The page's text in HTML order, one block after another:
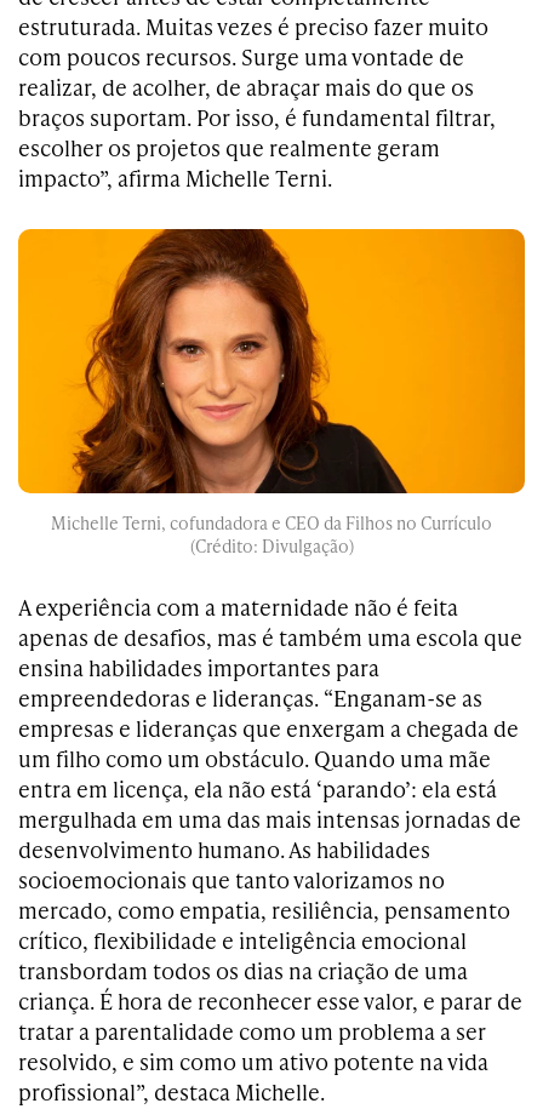
estruturada. Muitas vezes é preciso fazer muito
com poucos recursos. Surge uma vontade de
realizar, de acolher, de abraçar mais do que os
braços suportam. Por isso, é fundamental filtrar,
escolher os projetos que realmente geram
impacto”, afirma Michelle Terni.
Michelle Terni, cofundadora e CEO da Filhos no Currículo
(Crédito: Divulgação)
A experiência com a maternidade não é feita
apenas de desafios, mas é também uma escola que
ensina habilidades importantes para
empreendedoras e lideranças. “Enganam-se as
empresas e lideranças que enxergam a chegada de
um filho como um obstáculo. Quando uma mãe
entra em licença, ela não está ‘parando’: ela está
mergulhada em uma das mais intensas jornadas de
desenvolvimento humano. As habilidades
socioemocionais que tanto valorizamos no
mercado, como empatia, resiliência, pensamento
crítico, flexibilidade e inteligência emocional
transbordam todos os dias na criação de uma
criança. É hora de reconhecer esse valor, e parar de
tratar a parentalidade como um problema a ser
resolvido, e sim como um ativo potente na vida
profissional”, destaca Michelle.